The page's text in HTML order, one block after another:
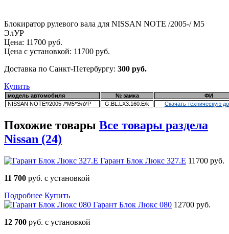
Блокиратор рулевого вала для NISSAN NOTE /2005-/ М5
ЭлУР
Цена: 11700 руб.
Цена с установкой: 11700 руб.
Доставка по Санкт-Петербургу: 300 руб.
Купить
модель автомобиля № замка
ФИ
NISSAN NOTE*/2005-/*М5*ЭлУР
G.BL.LX3.160.E/k Скачать техническую
Похожие товары Все товары раздела
Nissan (24)
Гарант Блок Люкс 327.E 11700 руб.
11 700 руб. с установкой
Подробнее Купить
Гарант Блок Люкс 080 12700 руб.
12 700 руб. с установкой